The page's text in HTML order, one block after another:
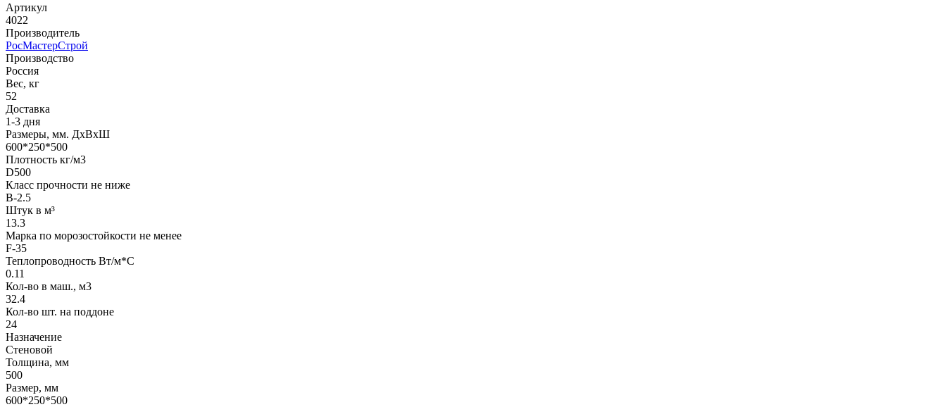
Артикул
4022
Производитель
РосМастерСтрой
Производство
Россия
Вес, кг
52
Доставка
1-3 дня
Размеры, мм. ДхВхШ
600*250*500
Плотность кг/м3
D500
Класс прочности не ниже
B-2.5
Штук в м³
13.3
Марка по морозостойкости не менее
F-35
Теплопроводность Вт/м*С
0.11
Кол-во в маш., м3
32.4
Кол-во шт. на поддоне
24
Назначение
Стеновой
Толщина, мм
500
Размер, мм
600*250*500